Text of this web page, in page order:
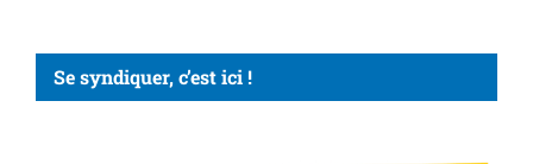
Se syndiquer, c’est ici !